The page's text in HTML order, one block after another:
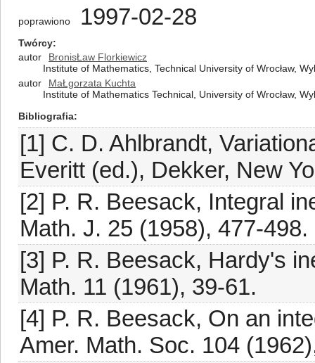
poprawiono 1997-02-28
Twórcy
autor
BronisŁaw Florkiewicz
Institute of Mathematics, Technical University of Wrocław,
autor
MaŁgorzata Kuchta
Institute of Mathematics Technical, University of Wrocław,
Bibliografia
[1] C. D. Ahlbrandt,
Everitt (ed.), Dekker, New
[2] P. R. Beesack, Integral
Math. J. 25 (1958), 477-498.
[3] P. R. Beesack, Hardy's
Math. 11 (1961), 39-61.
[4] P. R. Beesack, On an
Amer. Math. Soc. 104